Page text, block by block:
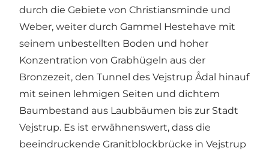
durch die Gebiete von Christiansminde und
Weber, weiter durch Gammel Hestehave mit
seinem unbestellten Boden und hoher
Konzentration von Grabhügeln aus der
Bronzezeit, den Tunnel des Vejstrup Ådal hinauf
mit seinen lehmigen Seiten und dichtem
Baumbestand aus Laubbäumen bis zur Stadt
Vejstrup. Es ist erwähnenswert, dass die
beeindruckende Granitblockbrücke in Vejstrup